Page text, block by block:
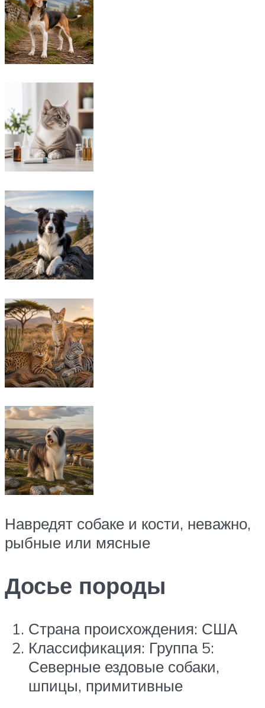
Навредят собаке и кости, неважно,
рыбные или мясные
Досье породы
Страна происхождения: США
Классификация: Группа 5:
Северные ездовые собаки,
шпицы, примитивные